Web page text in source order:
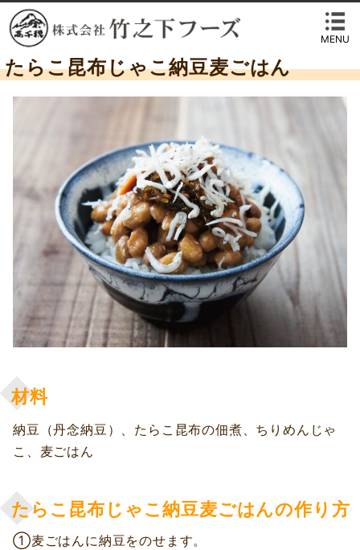
MENU
たらこ昆布じゃこ納豆麦ごはん
材料
納豆（丹念納豆）、たらこ昆布の佃煮、ちりめんじゃ
こ、麦ごはん
たらこ昆布じゃこ納豆麦ごはんの作り方
①麦ごはんに納豆をのせます。